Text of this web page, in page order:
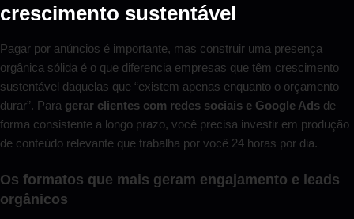
crescimento sustentável
Pagar por anúncios é importante, mas construir uma presença
orgânica sólida é o que diferencia empresas que têm crescimento
sustentável daquelas que “existem apenas enquanto o orçamento
durar”. Para gerar clientes com redes sociais e Google Ads de
forma consistente a longo prazo, você precisa investir em produção
de conteúdo relevante que trabalha por você 24 horas por dia.
Os formatos que mais geram engajamento e leads
orgânicos